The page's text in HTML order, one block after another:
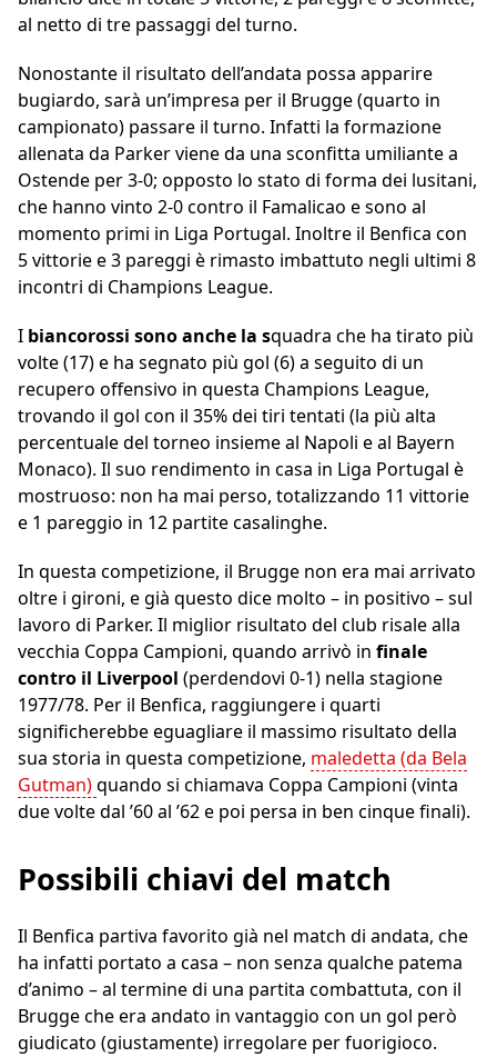
al netto di tre passaggi del turno.
Nonostante il risultato dell’andata possa apparire
bugiardo, sarà un’impresa per il Brugge (quarto in
campionato) passare il turno. Infatti la formazione
allenata da Parker viene da una sconfitta umiliante a
Ostende per 3-0; opposto lo stato di forma dei lusitani,
che hanno vinto 2-0 contro il Famalicao e sono al
momento primi in Liga Portugal. Inoltre il Benfica con
5 vittorie e 3 pareggi è rimasto imbattuto negli ultimi 8
incontri di Champions League.
I biancorossi sono anche la squadra che ha tirato più
volte (17) e ha segnato più gol (6) a seguito di un
recupero offensivo in questa Champions League,
trovando il gol con il 35% dei tiri tentati (la più alta
percentuale del torneo insieme al Napoli e al Bayern
Monaco). Il suo rendimento in casa in Liga Portugal è
mostruoso: non ha mai perso, totalizzando 11 vittorie
e 1 pareggio in 12 partite casalinghe.
In questa competizione, il Brugge non era mai arrivato
oltre i gironi, e già questo dice molto – in positivo – sul
lavoro di Parker. Il miglior risultato del club risale alla
vecchia Coppa Campioni, quando arrivò in finale
contro il Liverpool (perdendovi 0-1) nella stagione
1977/78. Per il Benfica, raggiungere i quarti
significherebbe eguagliare il massimo risultato della
sua storia in questa competizione, maledetta (da Bela
Gutman)quando si chiamava Coppa Campioni (vinta
due volte dal ’60 al ’62 e poi persa in ben cinque finali).
Possibili chiavi del match
Il Benfica partiva favorito già nel match di andata, che
ha infatti portato a casa – non senza qualche patema
d’animo – al termine di una partita combattuta, con il
Brugge che era andato in vantaggio con un gol però
giudicato (giustamente) irregolare per fuorigioco.